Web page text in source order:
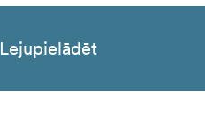
Lejupielādēt